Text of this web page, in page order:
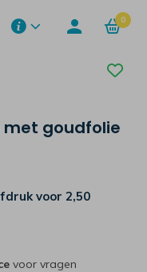
0
goudfolie
voor 2,50
voor vragen